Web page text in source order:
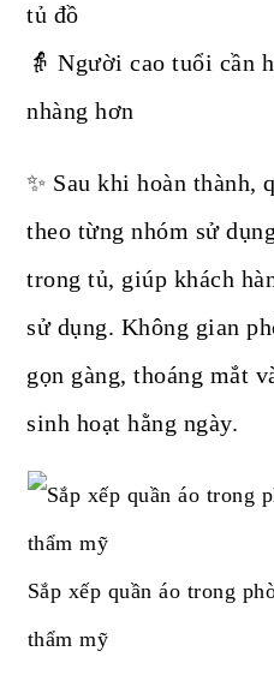
tủ đồ
👵 Người cao tuổi cần
nhàng hơn
✨ Sau khi hoàn thành,
theo từng nhóm sử
trong tủ, giúp khách
sử dụng. Không gian
gọn gàng, thoáng mắt
sinh hoạt hằng ngày.
Sắp xếp quần áo trong
thẩm mỹ